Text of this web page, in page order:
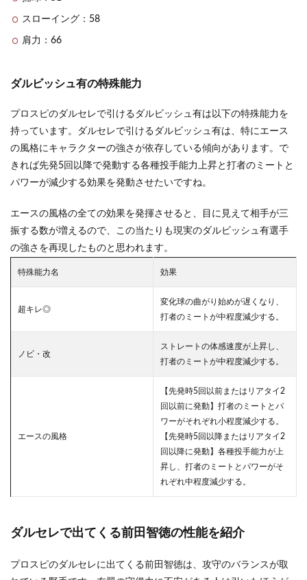
を紹
介
徳の特
1.3
ダル
セレ
てく
る野
性能
を紹
野村克
め
スローイング：58
肩力：66
ダルビッシュ有の特殊能力
プロスピのダルセレで引けるダルビッシュ有は以下の特殊能力を
持っています。ダルセレで引けるダルビッシュ有は、特にエース
の風格にキャラクターの強さが依存している傾向があります。で
きれば先発5回以降で発動する各種投手能力上昇と打者のミートと
パワーが減少する効果を発動させたいですね。
エースの風格の全ての効果を発揮させると、目に見えて相手が三
振する数が増えるので、この当たりも現実のダルビッシュ有選手
の強さを再現したものと思われます。
特殊能力名 効果
超キレ◎
変化球の曲がり始めが遅くなり、
打者のミートが中程度減少する。
ノビ・改
ストレートの体感速度が上昇し、
打者のミートが中程度減少する。
エースの風格
【先発時5回以前またはリアタイ2
回以前に発動】打者のミートとパ
ワーがそれぞれ小程度減少する。
【先発時5回以降またはリアタイ2
回以降に発動】各種投手能力が上
昇し、打者のミートとパワーがそ
れぞれ中程度減少する。
ダルセレで出てくる前田智徳の性能を紹介
プロスピのダルセレに出てくる前田智徳は、攻守のバランスが取